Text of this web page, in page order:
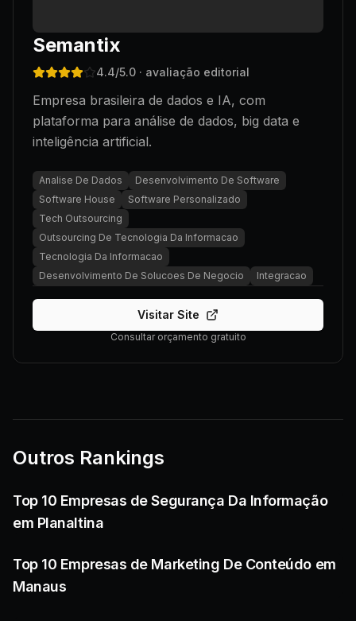
Semantix
4.4/5.0 · avaliação editorial
Empresa brasileira de dados e IA, com
plataforma para análise de dados, big data e
inteligência artificial.
Analise De Dados
Desenvolvimento De Software
Software House
Software Personalizado
Tech Outsourcing
Outsourcing De Tecnologia Da Informacao
Tecnologia Da Informacao
Desenvolvimento De Solucoes De Negocio
Integracao
Visitar Site
Consultar orçamento gratuito
Outros Rankings
Top 10 Empresas de Segurança Da Informação
em Planaltina
Top 10 Empresas de Marketing De Conteúdo em
Manaus